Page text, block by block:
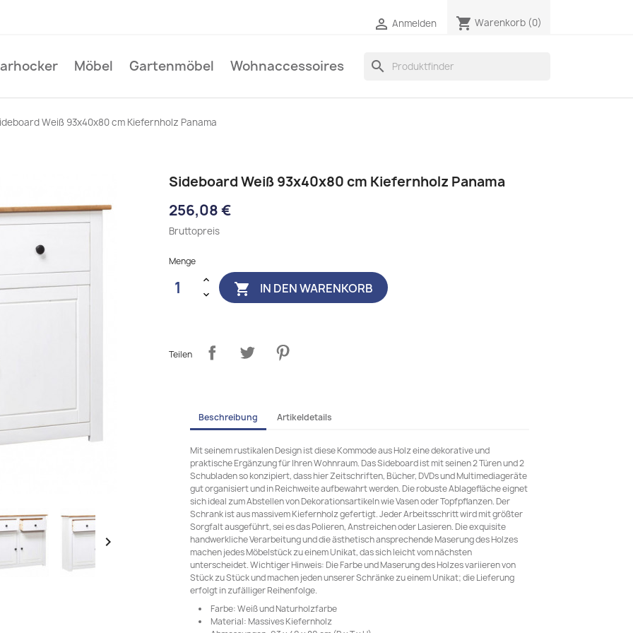
 Anmelden shopping_cart Warenkorb (0)
Möbel Gartenmöbel Wohnaccessoires search
Weiß 93x40x80 cm Kiefernholz Panama

Sideboard Weiß 93x40x80 cm Kiefernholz Panama
256,08 €
Bruttopreis
Menge
 IN DEN WARENKORB
Teilen
Beschreibung Artikeldetails
Mit seinem rustikalen Design ist diese Kommode aus Holz eine dekorative und
praktische Ergänzung für Ihren Wohnraum. Das Sideboard ist mit seinen 2 Türen und 2
Schubladen so konzipiert, dass hier Zeitschriften, Bücher, DVDs und Multimediageräte
gut organisiert und in Reichweite aufbewahrt werden. Die robuste Ablagefläche eignet
sich ideal zum Abstellen von Dekorationsartikeln wie Vasen oder Topfpflanzen. Der
Schrank ist aus massivem Kiefernholz gefertigt. Jeder Arbeitsschritt wird mit größter
Sorgfalt ausgeführt, sei es das Polieren, Anstreichen oder Lasieren. Die exquisite
handwerkliche Verarbeitung und die ästhetisch ansprechende Maserung des Holzes
machen jedes Möbelstück zu einem Unikat, das sich leicht vom nächsten
unterscheidet. Wichtiger Hinweis: Die Farbe und Maserung des Holzes variieren von
Stück zu Stück und machen jeden unserer Schränke zu einem Unikat; die Lieferung
erfolgt in zufälliger Reihenfolge.
Farbe: Weiß und Naturholzfarbe
Material: Massives Kiefernholz